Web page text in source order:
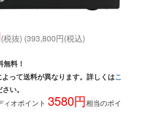
(税抜) (393,800円(税込)
料！
って送料が異なります。詳しくはこ
い。
ィオポイント 3580円相当のポイ